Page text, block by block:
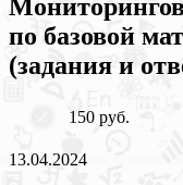
по базовой
(задания и
150 руб.
13.04.2024